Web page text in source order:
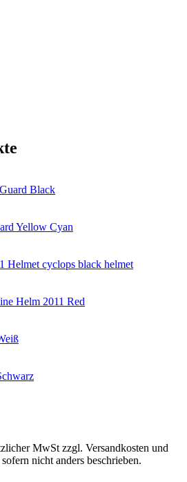
Black
Yellow Cyan
Helmet cyclops black helmet
Helm 2011 Red
MwSt zzgl. Versandkosten und
nicht anders beschrieben.